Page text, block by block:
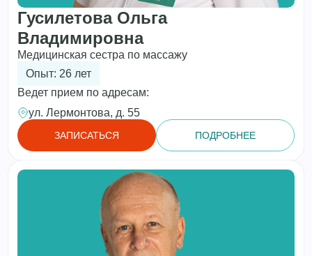
Гусилетова Ольга
Владимировна
Медицинская сестра по массажу
Опыт: 26 лет
Ведет прием по адресам:
ул. Лермонтова, д. 55
ЗАПИСАТЬСЯ ПОДРОБНЕЕ